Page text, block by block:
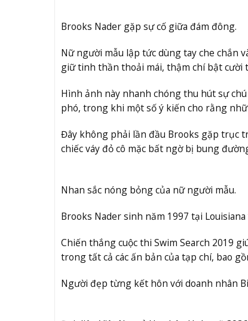
Brooks Nader gặp sự cố giữa đám đông.
Nữ người mẫu lập tức dùng tay che chắn
giữ tinh thần thoải mái, thậm chí bật cười
Hình ảnh này nhanh chóng thu hút sự
phó, trong khi một số ý kiến cho rằng
Đây không phải lần đầu Brooks gặp trục
chiếc váy đỏ cô mặc bất ngờ bị bung
Nhan sắc nóng bỏng của nữ người mẫu.
Brooks Nader sinh năm 1997 tại
Chiến thắng cuộc thi Swim Search 2019
trong tất cả các ấn bản của tạp chí, bao
Người đẹp từng kết hôn với doanh nhân